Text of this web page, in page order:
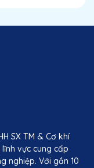
SX TM & Cơ khí
vực cung cấp
nghiệp. Với gần 10